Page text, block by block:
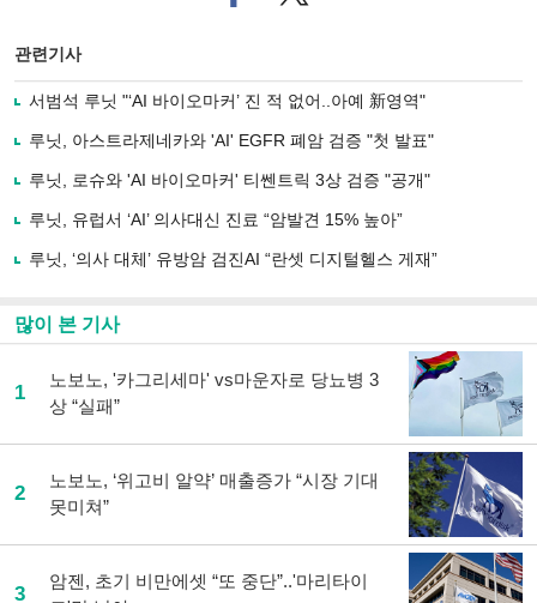
이
로
기
사
유
기
터로
관련기사
서범석 루닛 "‘AI 바이오마커’ 진 적 없어..아예 新영역"
루닛, 아스트라제네카와 'AI' EGFR 폐암 검증 "첫 발표"
루닛, 로슈와 'AI 바이오마커' 티쎈트릭 3상 검증 "공개"
루닛, 유럽서 ‘AI’ 의사대신 진료 “암발견 15% 높아”
루닛, ‘의사 대체’ 유방암 검진AI “란셋 디지털헬스 게재”
많이 본 기사
1
노보노, '카그리세마' vs마운자로 당뇨병 3
상 “실패”
2
노보노, ‘위고비 알약’ 매출증가 “시장 기대
못미쳐”
3
암젠, 초기 비만에셋 “또 중단”..'마리타이